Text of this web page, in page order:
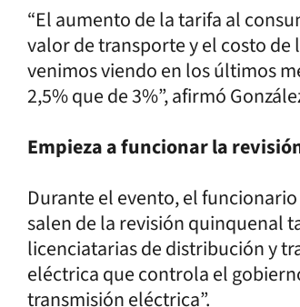
“El aumento de la tarifa al
valor de transporte y el costo de
venimos viendo en los últimos
2,5% que de 3%”, afirmó
Empieza a funcionar la
Durante el evento, el
salen de la revisión quinquenal
licenciatarias de distribución y
eléctrica que controla el
transmisión eléctrica”.